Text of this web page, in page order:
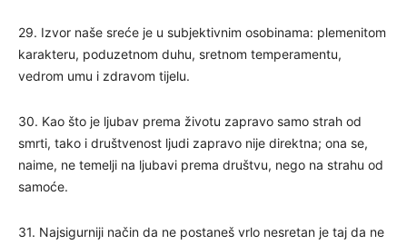
29. Izvor naše sreće je u subjektivnim osobinama: plemenitom
karakteru, poduzetnom duhu, sretnom temperamentu,
vedrom umu i zdravom tijelu.
30. Kao što je ljubav prema životu zapravo samo strah od
smrti, tako i društvenost ljudi zapravo nije direktna; ona se,
naime, ne temelji na ljubavi prema društvu, nego na strahu od
samoće.
31. Najsigurniji način da ne postaneš vrlo nesretan je taj da ne